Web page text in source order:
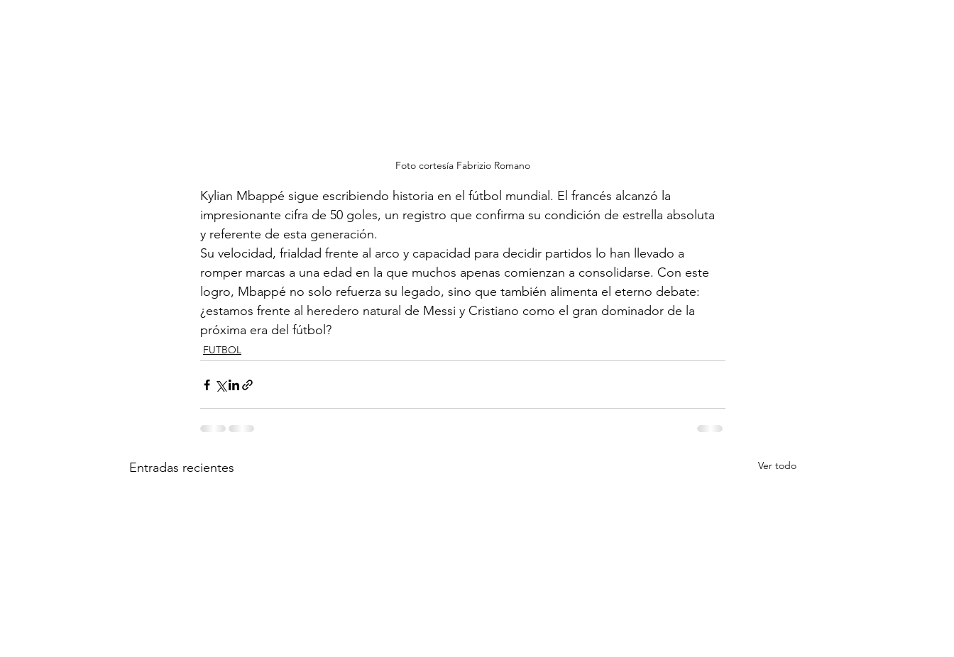
Foto cortesía Fabrizio Romano
Kylian Mbappé sigue escribiendo historia en el fútbol mundial. El francés alcanzó la
impresionante cifra de 50 goles, un registro que confirma su condición de estrella absoluta
y referente de esta generación.
Su velocidad, frialdad frente al arco y capacidad para decidir partidos lo han llevado a
romper marcas a una edad en la que muchos apenas comienzan a consolidarse. Con este
logro, Mbappé no solo refuerza su legado, sino que también alimenta el eterno debate:
¿estamos frente al heredero natural de Messi y Cristiano como el gran dominador de la
próxima era del fútbol?
FUTBOL
Entradas recientes Ver todo